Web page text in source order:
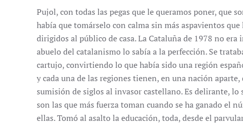
Pujol, con todas las pegas que le queramos poner, que
había que tomárselo con calma sin más aspavientos
dirigidos al público de casa. La Cataluña de 1978 no
abuelo del catalanismo lo sabía a la perfección. Se
cartujo, convirtiendo lo que había sido una región
y cada una de las regiones tienen, en una nación
sumisión de siglos al invasor castellano. Es delirante, lo
son las que más fuerza toman cuando se ha ganado el
ellas. Tomó al asalto la educación, toda, desde el